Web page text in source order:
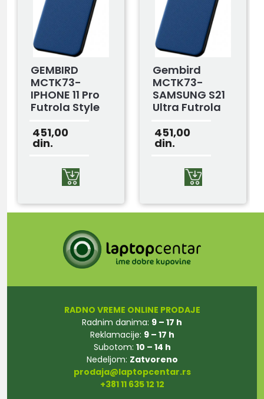
GEMBIRD
MCTK73-
IPHONE 11 Pro
Futrola Style
451,00
din.
Gembird
MCTK73-
SAMSUNG S21
Ultra Futrola
Magnetic Blue
451,00
din.
RADNO VREME ONLINE PRODAJE
Radnim danima: 9 – 17 h
Reklamacije: 9 – 17 h
Subotom: 10 – 14 h
Nedeljom: Zatvoreno
prodaja@laptopcentar.rs
+381 11 635 12 12